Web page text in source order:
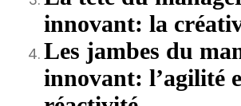
innovant: la
Les jambes du
innovant: l’agilité